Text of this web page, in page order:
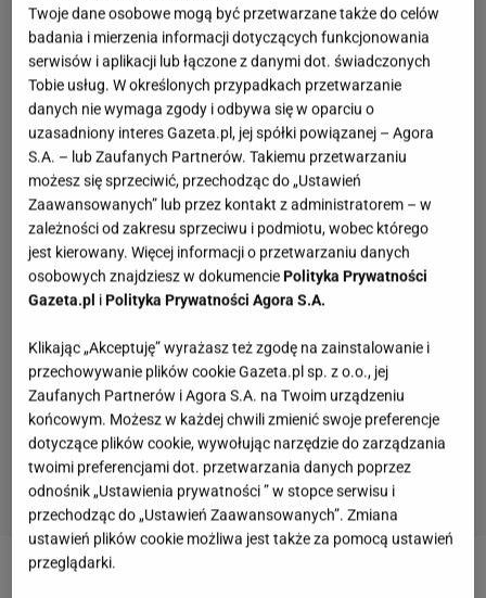
Twoje dane osobowe mogą być przetwarzane także do celów
badania i mierzenia informacji dotyczących funkcjonowania
serwisów i aplikacji lub łączone z danymi dot. świadczonych
Tobie usług. W określonych przypadkach przetwarzanie
danych nie wymaga zgody i odbywa się w oparciu o
uzasadniony interes Gazeta.pl, jej spółki powiązanej – Agora
S.A. – lub Zaufanych Partnerów. Takiemu przetwarzaniu
możesz się sprzeciwić, przechodząc do „Ustawień
Zaawansowanych” lub przez kontakt z administratorem – w
zależności od zakresu sprzeciwu i podmiotu, wobec którego
jest kierowany. Więcej informacji o przetwarzaniu danych
osobowych znajdziesz w dokumenciePolityka Prywatności
Gazeta.pl iPolityka Prywatności Agora S.A.
Klikając „Akceptuję” wyrażasz też zgodę na zainstalowanie i
przechowywanie plików cookie Gazeta.pl sp. z o.o., jej
Zaufanych Partnerów i Agora S.A. na Twoim urządzeniu
końcowym. Możesz w każdej chwili zmienić swoje preferencje
dotyczące plików cookie, wywołując narzędzie do zarządzania
twoimi preferencjami dot. przetwarzania danych poprzez
odnośnik „Ustawienia prywatności ” w stopce serwisu i
przechodząc do „Ustawień Zaawansowanych”. Zmiana
ustawień plików cookie możliwa jest także za pomocą ustawień
przeglądarki.